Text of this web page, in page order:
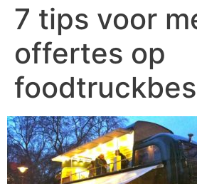
7 tips voor
offertes op